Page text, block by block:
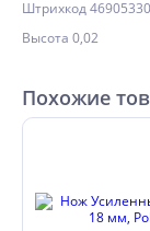
Штрихкод
Высота 0,02
Похожие